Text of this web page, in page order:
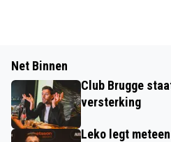
Net Binnen
Club Brugge
versterking
Leko legt